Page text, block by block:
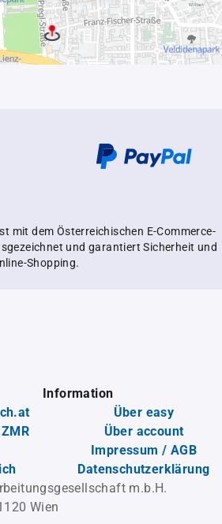
mit dem Österreichischen E-Commerce-
und garantiert Sicherheit und
Shopping.
Information
Über easy
Über account
Impressum / AGB
Datenschutzerklärung
m.b.H.
Wien